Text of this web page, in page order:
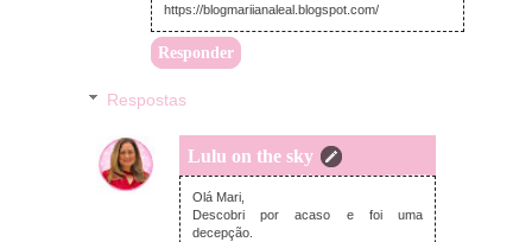
https://blogmariianaleal.blogspot.com/
Responder
Respostas
Lulu on the sky
segunda-feira, novembro 02, 2020
Olá Mari,
Descobri por acaso e foi uma
decepção.